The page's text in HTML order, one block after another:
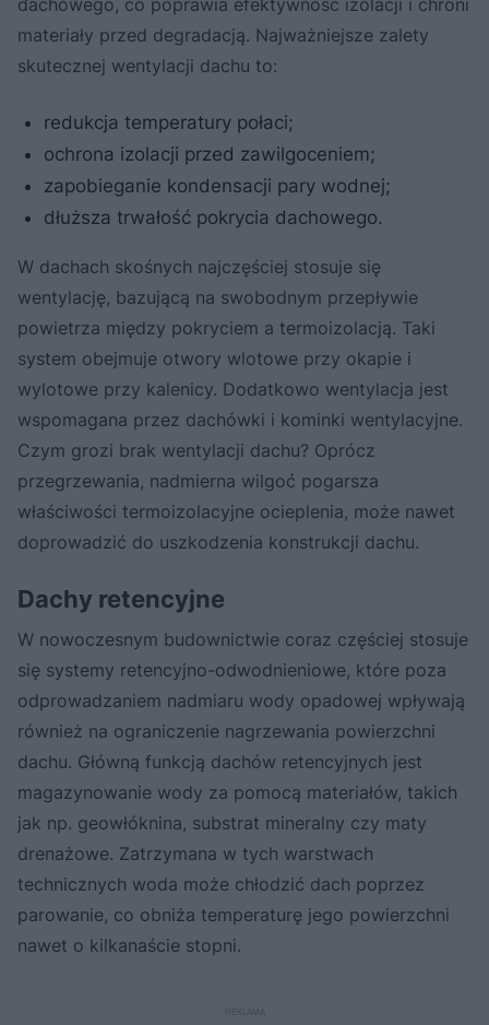
materiały przed degradacją. Najważniejsze zalety
skutecznej wentylacji dachu to:
redukcja temperatury połaci;
ochrona izolacji przed zawilgoceniem;
zapobieganie kondensacji pary wodnej;
dłuższa trwałość pokrycia dachowego.
W dachach skośnych najczęściej stosuje się
wentylację, bazującą na swobodnym przepływie
powietrza między pokryciem a termoizolacją. Taki
system obejmuje otwory wlotowe przy okapie i
wylotowe przy kalenicy. Dodatkowo wentylacja jest
wspomagana przez dachówki i kominki wentylacyjne.
Czym grozi brak wentylacji dachu? Oprócz
przegrzewania, nadmierna wilgoć pogarsza
właściwości termoizolacyjne ocieplenia, może nawet
doprowadzić do uszkodzenia konstrukcji dachu.
Dachy retencyjne
W nowoczesnym budownictwie coraz częściej stosuje
się systemy retencyjno-odwodnieniowe, które poza
odprowadzaniem nadmiaru wody opadowej wpływają
również na ograniczenie nagrzewania powierzchni
dachu. Główną funkcją dachów retencyjnych jest
magazynowanie wody za pomocą materiałów, takich
jak np. geowłóknina, substrat mineralny czy maty
drenażowe. Zatrzymana w tych warstwach
technicznych woda może chłodzić dach poprzez
parowanie, co obniża temperaturę jego powierzchni
nawet o kilkanaście stopni.